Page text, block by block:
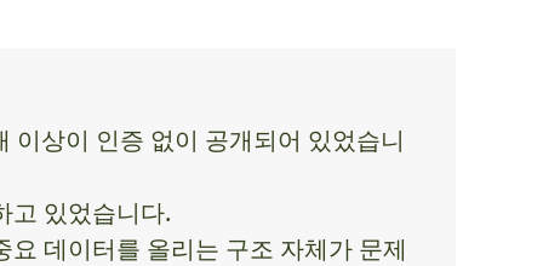
이상이 인증 없이 공개되어 있었습니
고 있었습니다.
데이터를 올리는 구조 자체가 문제